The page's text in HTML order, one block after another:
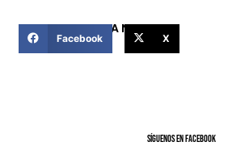
COMPARTIR ESTA NOTICIA
Facebook X
SíGUENOS EN FACEBOOK